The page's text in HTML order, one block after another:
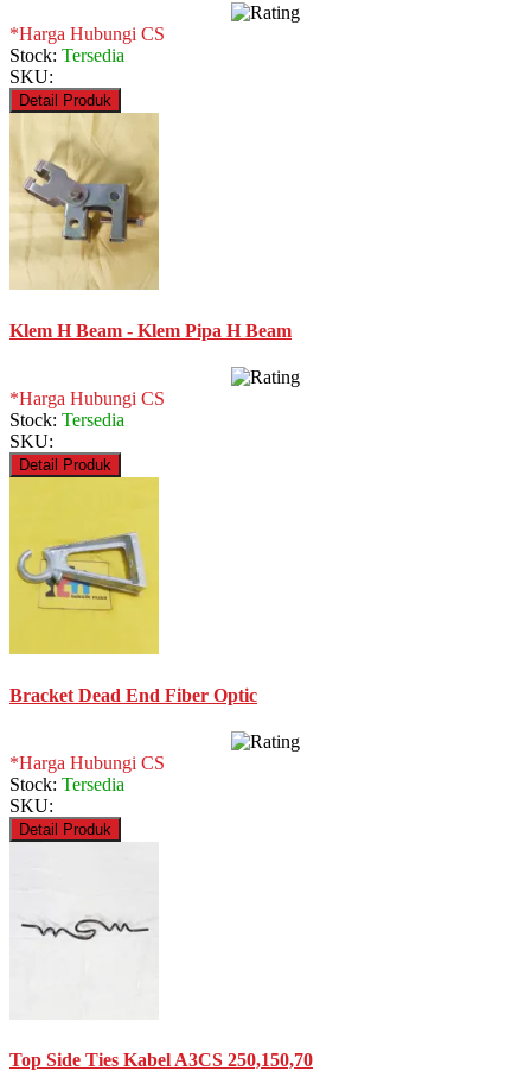
*Harga Hubungi CS
Stock: Tersedia
SKU:
Detail Produk
Klem H Beam - Klem Pipa H Beam
*Harga Hubungi CS
Stock: Tersedia
SKU:
Detail Produk
Bracket Dead End Fiber Optic
*Harga Hubungi CS
Stock: Tersedia
SKU:
Detail Produk
Top Side Ties Kabel A3CS 250,150,70